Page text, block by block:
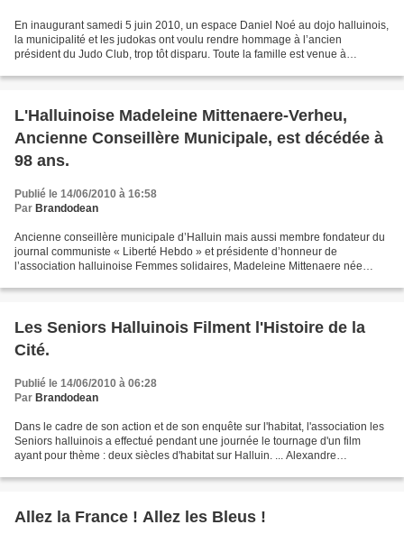
En inaugurant samedi 5 juin 2010, un espace Daniel Noé au dojo halluinois,
la municipalité et les judokas ont voulu rendre hommage à l’ancien
président du Judo Club, trop tôt disparu. Toute la famille est venue à
L'Halluinoise Madeleine Mittenaere-Verheu,
Ancienne Conseillère Municipale, est décédée à
98 ans.
Publié le 14/06/2010 à 16:58
Par Brandodean
Ancienne conseillère municipale d’Halluin mais aussi membre fondateur du
journal communiste « Liberté Hebdo » et présidente d’honneur de
l’association halluinoise Femmes solidaires, Madeleine Mittenaere née
Les Seniors Halluinois Filment l'Histoire de la
Cité.
Publié le 14/06/2010 à 06:28
Par Brandodean
Dans le cadre de son action et de son enquête sur l'habitat, l'association les
Seniors halluinois a effectué pendant une journée le tournage d'un film
ayant pour thème : deux siècles d'habitat sur Halluin. ... Alexandre
Allez la France ! Allez les Bleus !